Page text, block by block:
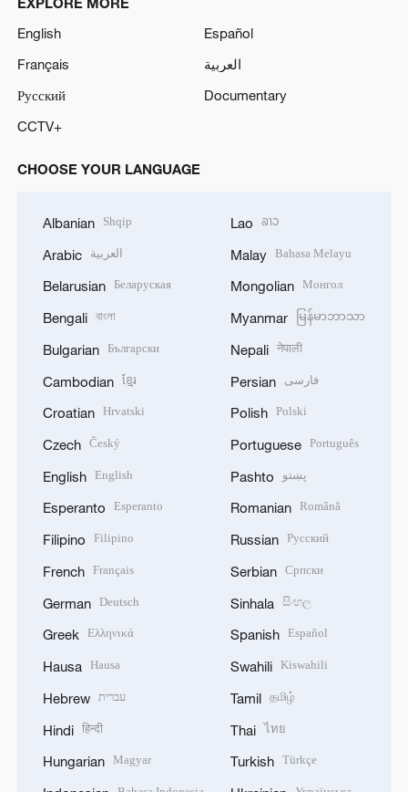
English
Español
Français
العربية
Русский
Documentary
CCTV+
CHOOSE YOUR LANGUAGE
Albanian Shqip
Arabic العربية
Belarusian Беларуская
Bengali বাংলা
Bulgarian Български
Cambodian ខ្មែរ
Croatian Hrvatski
Czech Český
English English
Esperanto Esperanto
Filipino Filipino
French Français
German Deutsch
Greek Ελληνικά
Hausa Hausa
Hebrew עברית
Hindi हिन्दी
Hungarian Magyar
Lao ລາວ
Malay Bahasa Melayu
Mongolian Монгол
Myanmar မြန်မာဘာသာ
Nepali नेपाली
Persian فارسی
Polish Polski
Portuguese Português
Pashto پښتو
Romanian Română
Russian Русский
Serbian Српски
Sinhala සිංහල
Spanish Español
Swahili Kiswahili
Tamil தமிழ்
Thai ไทย
Turkish Türkçe